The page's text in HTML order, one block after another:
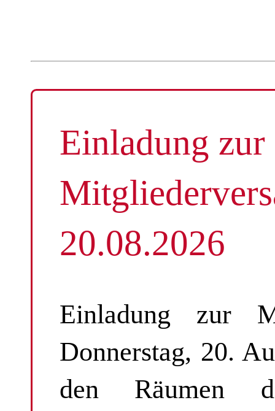
Einladung zur
20.08.2026
Einladung zur
Donnerstag, 20.
den Räumen